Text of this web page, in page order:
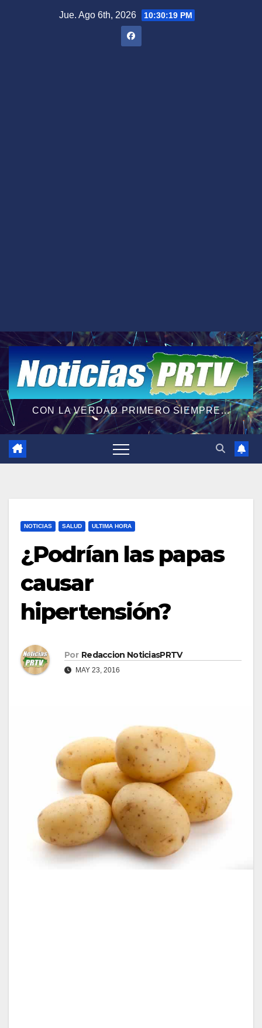
Jue. Ago 6th, 2026 10:30:20 PM
CON LA VERDAD PRIMERO SIEMPRE...
NOTICIAS SALUD ULTIMA HORA
¿Podrían las papas
causar
hipertensión?
Por Redaccion NoticiasPRTV
MAY 23, 2016